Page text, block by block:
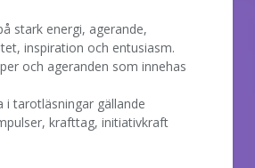
stark energi, agerande,
inspiration och entusiasm.
och ageranden som innehas
tarotläsningar gällande
krafttag, initiativkraft